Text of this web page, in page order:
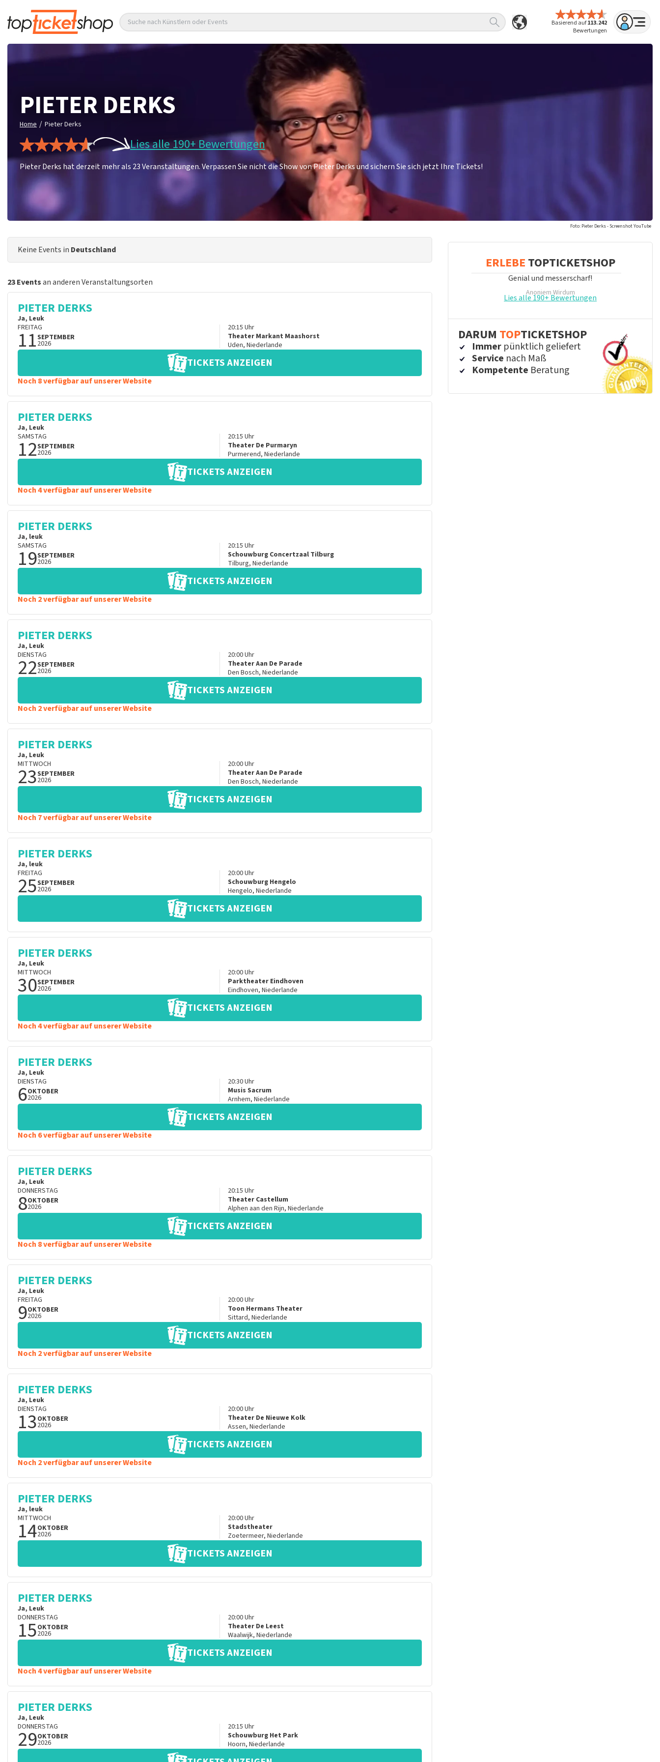
Basierend auf113.242
Bewertungen
Suche nach Künstlern oder Events
PIETER DERKS
Home / Pieter Derks
Lies alle 190+ Bewertungen
Pieter Derks hat derzeit mehr als 23 Veranstaltungen. Verpassen Sie nicht die Show von Pieter Derks und sichern Sie sich jetzt Ihre Tickets!
Foto: Pieter Derks - Screenshot YouTube
Keine Events in Deutschland
23 Eventsan anderen Veranstaltungsorten
PIETER DERKS
Ja, Leuk
FREITAG
11SEPTEMBER
2026
20:15 Uhr
Theater Markant Maashorst
Uden, Niederlande
TICKETS ANZEIGEN
Noch 8 verfügbar auf unserer Website
PIETER DERKS
Ja, Leuk
SAMSTAG
12SEPTEMBER
2026
20:15 Uhr
Theater De Purmaryn
Purmerend, Niederlande
TICKETS ANZEIGEN
Noch 4 verfügbar auf unserer Website
PIETER DERKS
Ja, leuk
SAMSTAG
19SEPTEMBER
2026
20:15 Uhr
Schouwburg Concertzaal Tilburg
Tilburg, Niederlande
TICKETS ANZEIGEN
Noch 2 verfügbar auf unserer Website
PIETER DERKS
Ja, Leuk
DIENSTAG
22SEPTEMBER
2026
20:00Uhr
Theater Aan De Parade
Den Bosch, Niederlande
TICKETS ANZEIGEN
Noch 2 verfügbar auf unserer Website
PIETER DERKS
Ja, Leuk
MITTWOCH
23SEPTEMBER
2026
20:00Uhr
Theater Aan De Parade
Den Bosch, Niederlande
TICKETS ANZEIGEN
Noch 7 verfügbar auf unserer Website
PIETER DERKS
Ja, leuk
FREITAG
25SEPTEMBER
2026
20:00Uhr
Schouwburg Hengelo
Hengelo, Niederlande
TICKETS ANZEIGEN
PIETER DERKS
Ja, Leuk
MITTWOCH
30SEPTEMBER
2026
20:00Uhr
Parktheater Eindhoven
Eindhoven, Niederlande
TICKETS ANZEIGEN
Noch 4 verfügbar auf unserer Website
PIETER DERKS
Ja, Leuk
DIENSTAG
6OKTOBER
2026
20:30Uhr
Musis Sacrum
Arnhem, Niederlande
TICKETS ANZEIGEN
Noch 6 verfügbar auf unserer Website
PIETER DERKS
Ja, Leuk
DONNERSTAG
8OKTOBER
2026
20:15 Uhr
Theater Castellum
Alphen aan den Rijn, Niederlande
TICKETS ANZEIGEN
Noch 8 verfügbar auf unserer Website
PIETER DERKS
Ja, Leuk
FREITAG
9OKTOBER
2026
20:00Uhr
Toon Hermans Theater
Sittard, Niederlande
TICKETS ANZEIGEN
Noch 2 verfügbar auf unserer Website
PIETER DERKS
Ja, Leuk
DIENSTAG
13OKTOBER
2026
20:00Uhr
Theater De Nieuwe Kolk
Assen, Niederlande
TICKETS ANZEIGEN
Noch 2 verfügbar auf unserer Website
PIETER DERKS
Ja, leuk
MITTWOCH
14OKTOBER
2026
20:00Uhr
Stadstheater
Zoetermeer, Niederlande
TICKETS ANZEIGEN
PIETER DERKS
Ja, Leuk
DONNERSTAG
15OKTOBER
2026
20:00Uhr
Theater De Leest
Waalwijk, Niederlande
TICKETS ANZEIGEN
Noch 4 verfügbar auf unserer Website
PIETER DERKS
Ja, Leuk
DONNERSTAG
29OKTOBER
2026
20:15 Uhr
Schouwburg Het Park
Hoorn, Niederlande
ERLEBE TOPTICKETSHOP
Genial und messerscharf!
AnoniemWirdum
Lies alle 190+ Bewertungen
DARUM TOPTICKETSHOP
Immer pünktlich geliefert
Service nach Maß
Kompetente Beratung